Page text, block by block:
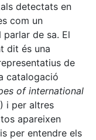
detectats en
com un
de sa. El
dit és una
de
catalogació
of international
i per altres
apareixen
per entendre els